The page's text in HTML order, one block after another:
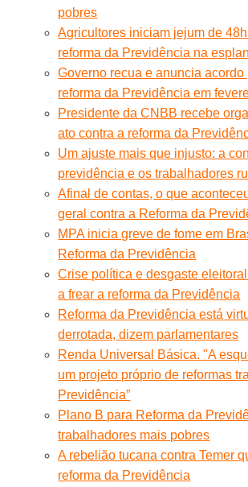
pobres
Agricultores iniciam jejum de
reforma da Previdência na
Governo recua e anuncia acordo
reforma da Previdência em
Presidente da CNBB recebe
ato contra a reforma da
Um ajuste mais que injusto: a
previdência e os trabalhadores
Afinal de contas, o que
geral contra a Reforma da
MPA inicia greve de fome em
Reforma da Previdência
Crise política e desgaste
a frear a reforma da Previdência
Reforma da Previdência está
derrotada, dizem parlamentares
Renda Universal Básica. "A
um projeto próprio de reformas
Previdência”
Plano B para Reforma da
trabalhadores mais pobres
A rebelião tucana contra Temer
reforma da Previdência